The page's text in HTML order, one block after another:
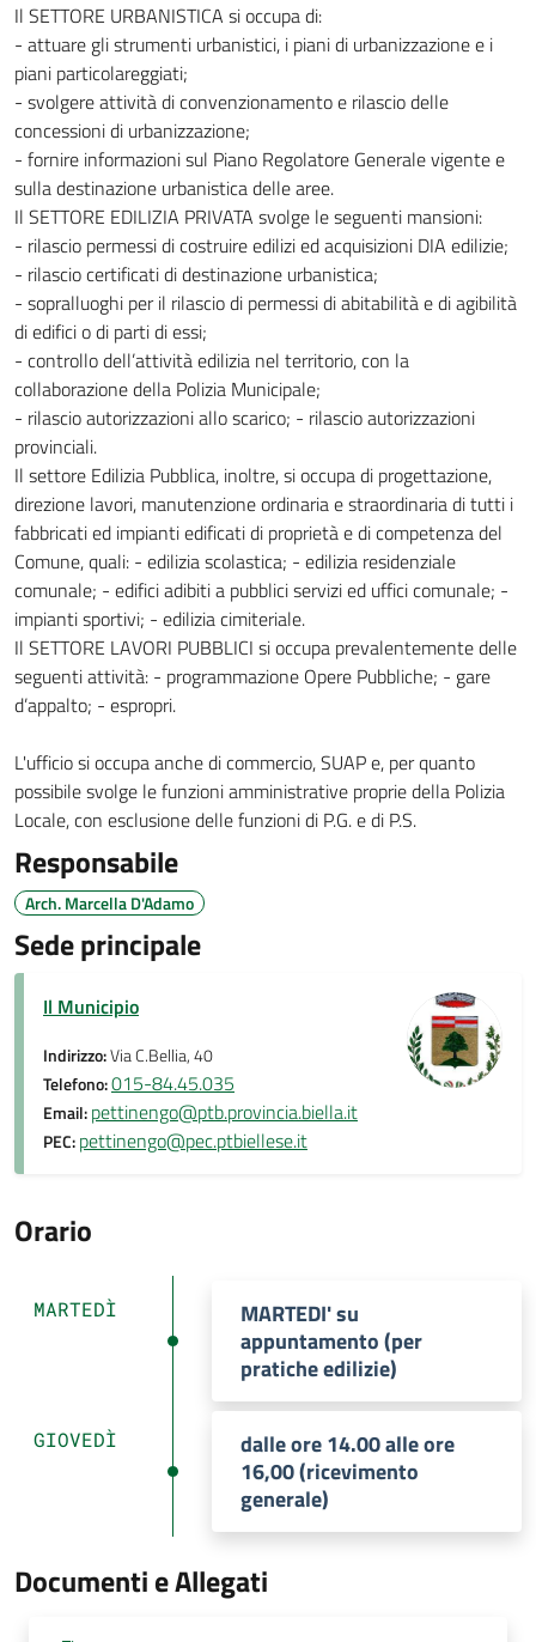
Il SETTORE URBANISTICA si occupa di:
- attuare gli strumenti urbanistici, i piani di urbanizzazione e i
piani particolareggiati;
- svolgere attività di convenzionamento e rilascio delle
concessioni di urbanizzazione;
- fornire informazioni sul Piano Regolatore Generale vigente e
sulla destinazione urbanistica delle aree.
Il SETTORE EDILIZIA PRIVATA svolge le seguenti mansioni:
- rilascio permessi di costruire edilizi ed acquisizioni DIA edilizie;
- rilascio certificati di destinazione urbanistica;
- sopralluoghi per il rilascio di permessi di abitabilità e di agibilità
di edifici o di parti di essi;
- controllo dell’attività edilizia nel territorio, con la
collaborazione della Polizia Municipale;
- rilascio autorizzazioni allo scarico; - rilascio autorizzazioni
provinciali.
Il settore Edilizia Pubblica, inoltre, si occupa di progettazione,
direzione lavori, manutenzione ordinaria e straordinaria di tutti i
fabbricati ed impianti edificati di proprietà e di competenza del
Comune, quali: - edilizia scolastica; - edilizia residenziale
comunale; - edifici adibiti a pubblici servizi ed uffici comunale; -
impianti sportivi; - edilizia cimiteriale.
Il SETTORE LAVORI PUBBLICI si occupa prevalentemente delle
seguenti attività: - programmazione Opere Pubbliche; - gare
d’appalto; - espropri.
L'ufficio si occupa anche di commercio, SUAP e, per quanto
possibile svolge le funzioni amministrative proprie della Polizia
Locale, con esclusione delle funzioni di P.G. e di P.S.
Responsabile
Arch. Marcella D'Adamo
Sede principale
Il Municipio
Indirizzo:Via C.Bellia, 40
Telefono:015-84.45.035
Email:pettinengo@ptb.provincia.biella.it
PEC:pettinengo@pec.ptbiellese.it
Orario
MARTEDÌ
MARTEDI' su
appuntamento (per
pratiche edilizie)
GIOVEDÌ
dalle ore 14.00 alle ore
16,00 (ricevimento
generale)
Documenti e Allegati